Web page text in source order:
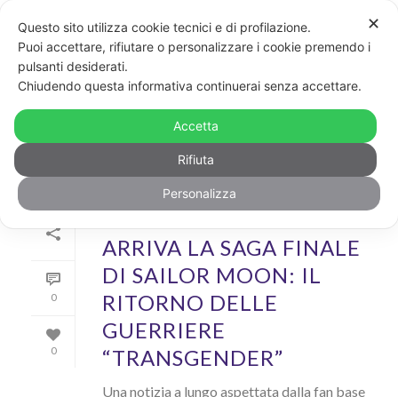
ARCHIVIO
Archivi Tag per: "sailor moon"
0
0
ARRIVA LA SAGA FINALE
DI SAILOR MOON: IL
RITORNO DELLE
GUERRIERE
“TRANSGENDER”
Una notizia a lungo aspettata dalla fan base
✕
Questo sito utilizza cookie tecnici e di profilazione.
Puoi accettare, rifiutare o personalizzare i cookie premendo i
pulsanti desiderati.
Chiudendo questa informativa continuerai senza accettare.
Accetta
Rifiuta
Personalizza